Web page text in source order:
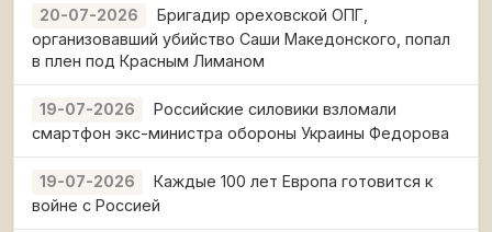
20-07-2026
Бригадир ореховской ОПГ,
организовавший убийство Саши Македонского, попал
в плен под Красным Лиманом
19-07-2026
Российские силовики взломали
смартфон экс-министра обороны Украины Федорова
19-07-2026
Каждые 100 лет Европа готовится к
войне с Россией